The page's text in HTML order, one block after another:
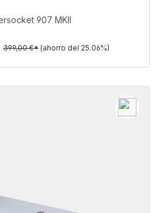
Detalles
907 MKII
399,00 €* (ahorro del 25.06%)